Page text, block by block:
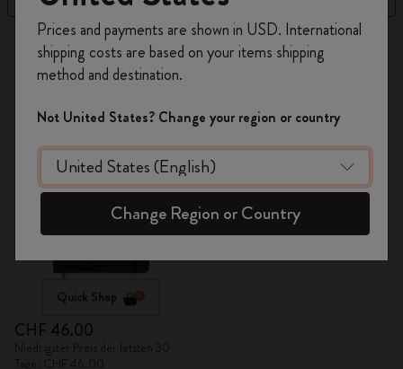
1 Produkte
Quick Shop
CHF 46.00
10% Rabatt sowie kostenlosen Versand auf
Ihre erste Bestellungmit dem Code
WELCOME10.
Erstellen Sie ein Moleskine Konto, um Zugang zu
exklusiven Angeboten, Mitgliedervorteilen und
noch mehr Inspiration zu erhalten.
Jetzt registrieren!
Prices and payments are shown in USD. International
shipping costs are based on your items shipping
method and destination.
Not United States? Change your region or country
Change Region or Country